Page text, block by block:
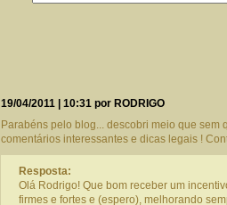
19/04/2011 | 10:31 por RODRIGO
Parabéns pelo blog... descobri meio que sem
comentários interessantes e dicas legais !
Resposta:
Olá Rodrigo! Que bom receber um
firmes e fortes e (espero), melhorando